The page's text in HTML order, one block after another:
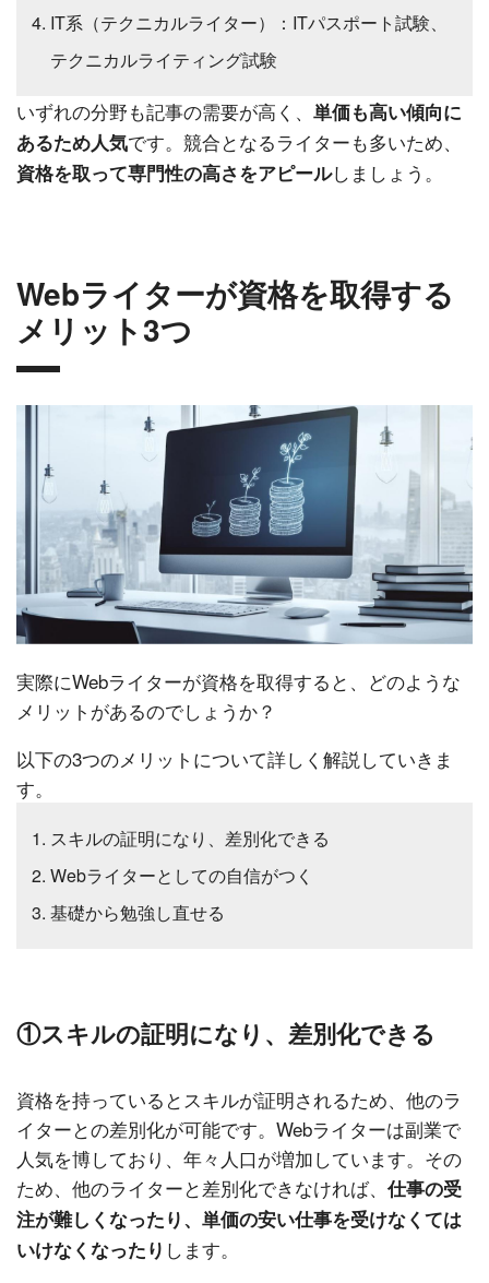
IT系（テクニカルライター）：ITパスポート試験、
テクニカルライティング試験
いずれの分野も記事の需要が高く、 単価も高い傾向に
あるため人気です。競合となるライターも多いため、
資格を取って専門性の高さをアピールしましょう。
Webライターが資格を取得する
メリット3つ
実際にWebライターが資格を取得すると、どのような
メリットがあるのでしょうか？
以下の3つのメリットについて詳しく解説していきま
す。
スキルの証明になり、差別化できる
Webライターとしての自信がつく
基礎から勉強し直せる
①スキルの証明になり、差別化できる
資格を持っているとスキルが証明されるため、他のラ
イターとの差別化が可能です。Webライターは副業で
人気を博しており、年々人口が増加しています。その
ため、他のライターと差別化できなければ、 仕事の受
注が難しくなったり、単価の安い仕事を受けなくては
いけなくなったり します。